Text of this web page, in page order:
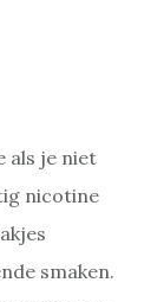
als je niet
nicotine
smaken.